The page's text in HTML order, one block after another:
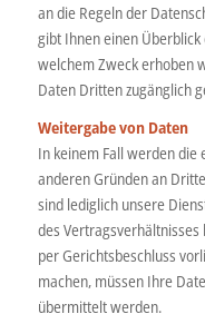
an die Regeln der
gibt Ihnen einen
welchem Zweck erhoben
Daten Dritten zugänglich
Weitergabe von Daten
In keinem Fall werden die
anderen Gründen an
sind lediglich unsere
des Vertragsverhältnisses
per Gerichtsbeschluss
machen, müssen Ihre
übermittelt werden.